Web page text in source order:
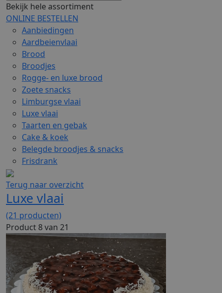
Bekijk hele assortiment
ONLINE BESTELLEN
Aanbiedingen
Aardbeienvlaai
Brood
Broodjes
Rogge- en luxe brood
Zoete snacks
Limburgse vlaai
Luxe vlaai
Taarten en gebak
Cake & koek
Belegde broodjes & snacks
Frisdrank
Terug naar overzicht
Luxe vlaai
(21 producten)
Product 8 van 21